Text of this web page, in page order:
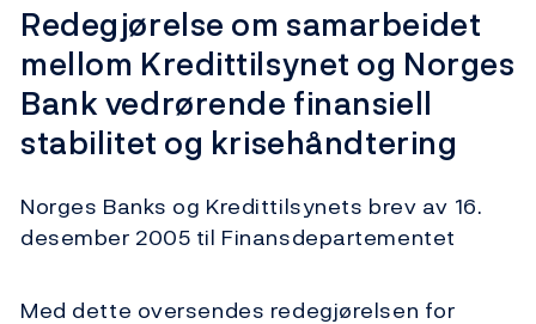
Redegjørelse om samarbeidet
mellom Kredittilsynet og Norges
Bank vedrørende finansiell
stabilitet og krisehåndtering
Norges Banks og Kredittilsynets brev av 16.
desember 2005 til Finansdepartementet
Med dette oversendes redegjørelsen for